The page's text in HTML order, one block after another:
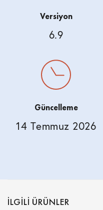
Versiyon
6.9
Güncelleme
14 Temmuz 2026
İLGILI ÜRÜNLER